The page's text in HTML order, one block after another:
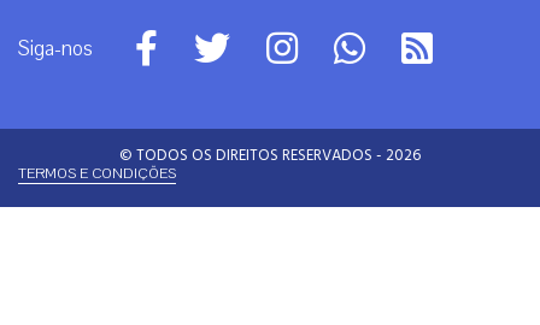
Contato
São Paulo, Brasil
Siga-nos